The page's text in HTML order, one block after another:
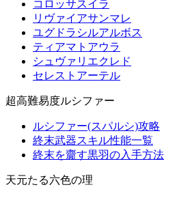
コロッサスイラ
リヴァイアサンマレ
ユグドラシルアルボス
ティアマトアウラ
シュヴァリエクレド
セレストアーテル
超高難易度ルシファー
ルシファー(スパルシ)攻略
終末武器スキル性能一覧
終末を齎す黒羽の入手方法
天元たる六色の理